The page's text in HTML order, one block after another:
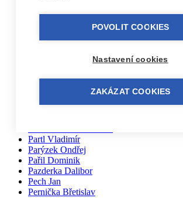
Mikulášek Josef
Mikuláštíková Petra
Nový Jindřich
Partl Vladimír
Parýzek Ondřej
Pařil Dominik
Pazderka Dalibor
Pech Jan
Pernička Břetislav
POVOLIT COOKIES
Nastavení cookies
ZAKÁZAT COOKIES